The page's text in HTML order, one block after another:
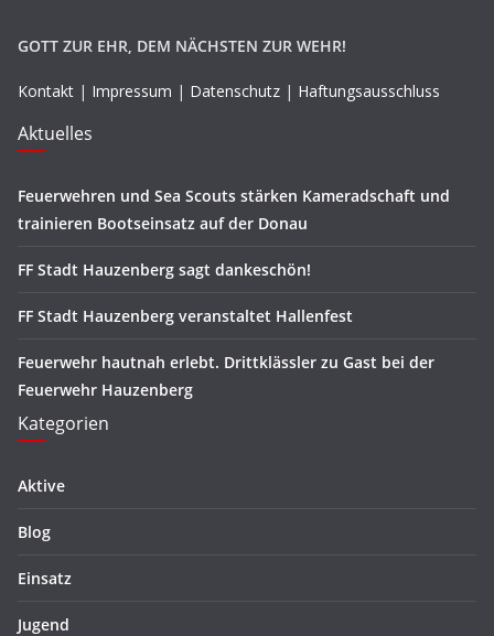
GOTT ZUR EHR, DEM NÄCHSTEN ZUR WEHR!
Kontakt | Impressum | Datenschutz | Haftungsausschluss
Aktuelles
Feuerwehren und Sea Scouts stärken Kameradschaft und
trainieren Bootseinsatz auf der Donau
FF Stadt Hauzenberg sagt dankeschön!
FF Stadt Hauzenberg veranstaltet Hallenfest
Feuerwehr hautnah erlebt. Drittklässler zu Gast bei der
Feuerwehr Hauzenberg
Kategorien
Aktive
Blog
Einsatz
Jugend